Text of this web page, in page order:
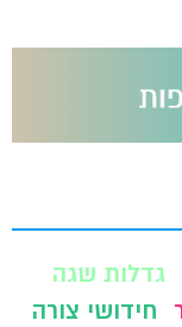
גדלות שגה
חידושי צורה